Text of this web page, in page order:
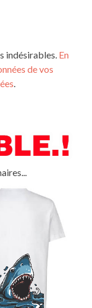
indésirables. En
de vos
.